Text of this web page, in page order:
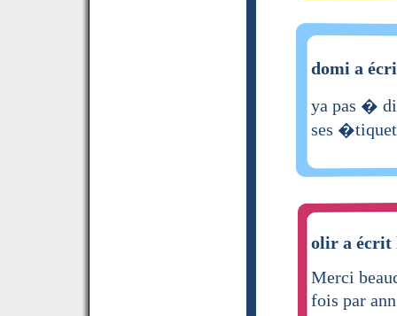
domi a
ya pas �
ses
olir a
Merci
fois par